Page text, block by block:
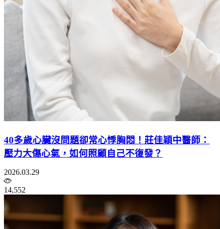
40多歲心臟沒問題卻常心悸胸悶！莊佳穎中醫師：
壓力大傷心氣，如何照顧自己不復發？
2026.03.29
14,552